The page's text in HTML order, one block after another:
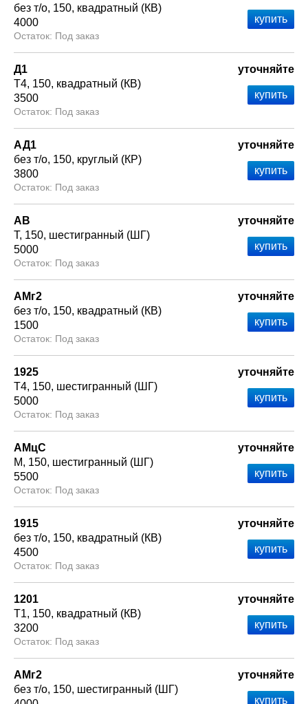
без т/о 150 квадратный (КВ)
4000
Под заказ
Д1
Т4 150 квадратный (КВ)
3500
Под заказ
уточняйте
АД1
без т/о 150 круглый (КР)
3800
Под заказ
уточняйте
АВ
Т 150 шестигранный (ШГ)
5000
Под заказ
уточняйте
АМг2
без т/о 150 квадратный (КВ)
1500
Под заказ
уточняйте
1925
Т4 150 шестигранный (ШГ)
5000
Под заказ
уточняйте
АМцС
М
150 шестигранный (ШГ)
5500
Под заказ
уточняйте
1915
без т/о 150 квадратный (КВ)
4500
Под заказ
уточняйте
1201
Т1 150 квадратный (КВ)
3200
Под заказ
уточняйте
АМг2
без т/о 150 шестигранный (ШГ)
уточняйте